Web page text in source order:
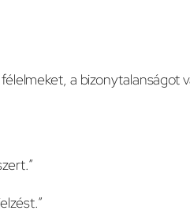
a bizonytalanságot